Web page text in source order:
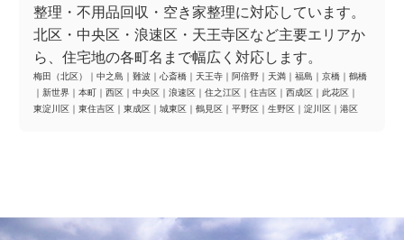
整理・不用品回収・空き家整理に対応しています。
北区・中央区・浪速区・天王寺区など主要エリアか
ら、住宅地の各町名まで幅広く対応します。
梅田（北区） ｜ 中之島 ｜ 難波 ｜ 心斎橋 ｜ 天王寺 ｜ 阿倍野 ｜ 天満 ｜ 福島 ｜ 京橋 ｜ 鶴橋
｜ 新世界 ｜ 本町 ｜ 西区 ｜ 中央区 ｜ 浪速区 ｜ 住之江区 ｜ 住吉区 ｜ 西成区 ｜ 此花区 ｜
東淀川区 ｜ 東住吉区 ｜ 東成区 ｜ 城東区 ｜ 鶴見区 ｜ 平野区 ｜ 生野区 ｜ 淀川区 ｜ 港区